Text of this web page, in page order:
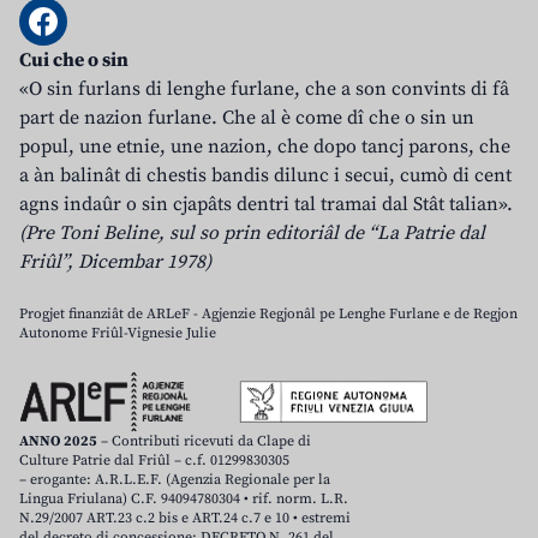
Cui che o sin
«O sin furlans di lenghe furlane, che a son convints di fâ
part de nazion furlane. Che al è come dî che o sin un
popul, une etnie, une nazion, che dopo tancj parons, che
a àn balinât di chestis bandis dilunc i secui, cumò di cent
agns indaûr o sin cjapâts dentri tal tramai dal Stât talian».
(Pre Toni Beline, sul so prin editoriâl de “La Patrie dal
Friûl”, Dicembar 1978)
Progjet finanziât de ARLeF - Agjenzie Regjonâl pe Lenghe Furlane e de Regjon
Autonome Friûl-Vignesie Julie
ANNO 2025 – Contributi ricevuti da Clape di
Culture Patrie dal Friûl – c.f. 01299830305
– erogante: A.R.L.E.F. (Agenzia Regionale per la
Lingua Friulana) C.F. 94094780304 • rif. norm. L.R.
N.29/2007 ART.23 c.2 bis e ART.24 c.7 e 10 • estremi